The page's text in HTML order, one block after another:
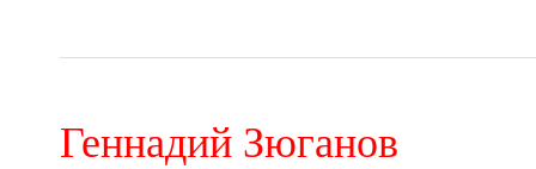
Геннадий Зюганов